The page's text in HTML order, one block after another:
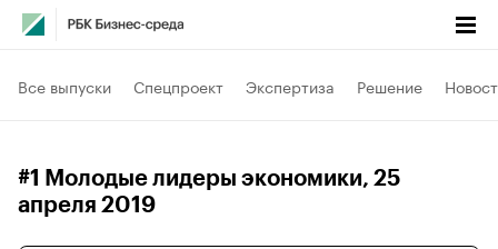
Все выпуски Спецпроект Экспертиза Решение
#1 Молодые лидеры экономики, 25
апреля 2019